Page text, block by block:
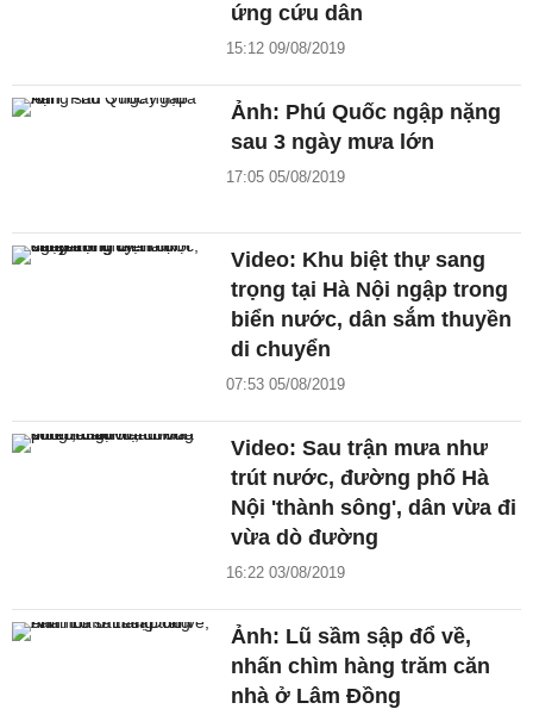
ứng cứu dân
15:12 09/08/2019
Ảnh: Phú Quốc ngập nặng
sau 3 ngày mưa lớn
17:05 05/08/2019
Video: Khu biệt thự sang
trọng tại Hà Nội ngập trong
biển nước, dân sắm thuyền
di chuyển
07:53 05/08/2019
Video: Sau trận mưa như
trút nước, đường phố Hà
Nội 'thành sông', dân vừa đi
vừa dò đường
16:22 03/08/2019
Ảnh: Lũ sầm sập đổ về,
nhấn chìm hàng trăm căn
nhà ở Lâm Đồng